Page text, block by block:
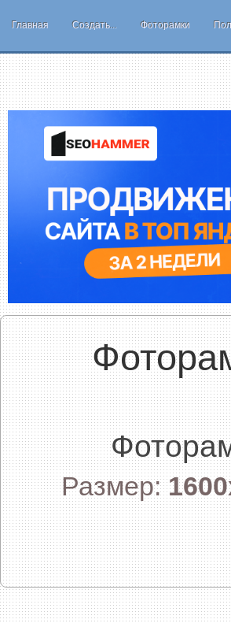
Главная Создать... Фоторамки
Размер:1600